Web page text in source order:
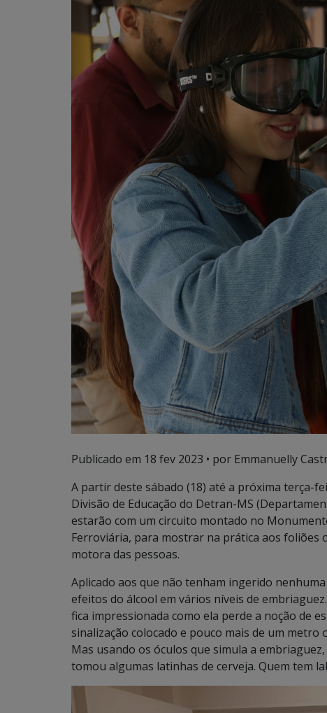
Publicado em 18 fev 2023 • por Emmanuelly
A partir deste sábado (18) até a próxima terça-
Divisão de Educação do Detran-MS
estarão com um circuito montado no
Ferroviária, para mostrar na prática aos foliões
motora das pessoas.
Aplicado aos que não tenham ingerido
efeitos do álcool em vários níveis de
fica impressionada como ela perde a noção de
sinalização colocado e pouco mais de um
Mas usando os óculos que simula a
tomou algumas latinhas de cerveja. Quem tem